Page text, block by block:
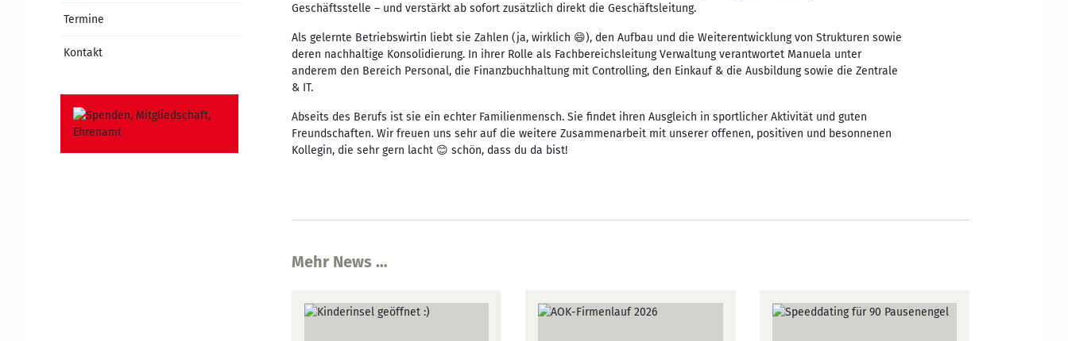
Geschäftsstelle – und verstärkt ab sofort zusätzlich direkt die Geschäftsleitung.
Als gelernte Betriebswirtin liebt sie Zahlen (ja, wirklich 😄), den Aufbau und die Weiterentwicklung von Strukturen sowie
deren nachhaltige Konsolidierung. In ihrer Rolle als Fachbereichsleitung Verwaltung verantwortet Manuela unter
anderem den Bereich Personal, die Finanzbuchhaltung mit Controlling, den Einkauf & die Ausbildung sowie die Zentrale
& IT.
Abseits des Berufs ist sie ein echter Familienmensch. Sie findet ihren Ausgleich in sportlicher Aktivität und guten
Freundschaften. Wir freuen uns sehr auf die weitere Zusammenarbeit mit unserer offenen, positiven und besonnenen
Kollegin, die sehr gern lacht 😊 schön, dass du da bist!
Mehr News …
Termine
Kontakt